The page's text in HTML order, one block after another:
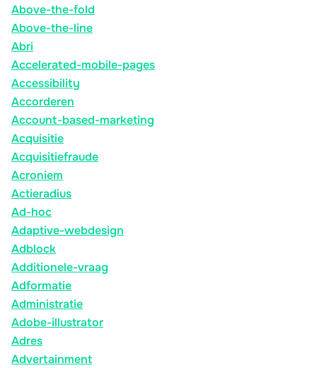
Above-the-fold
Above-the-line
Abri
Accelerated-mobile-pages
Accessibility
Accorderen
Account-based-marketing
Acquisitie
Acquisitiefraude
Acroniem
Actieradius
Ad-hoc
Adaptive-webdesign
Adblock
Additionele-vraag
Adformatie
Administratie
Adobe-illustrator
Adres
Advertainment